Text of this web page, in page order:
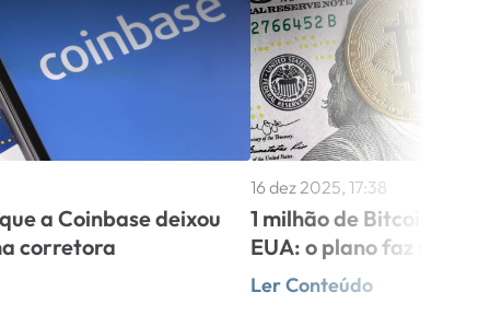
a Coinbase deixou
corretora
16 dez 2025, 17:38
1 milhão de Bitcoins
EUA: o plano faz
Ler Conteúdo